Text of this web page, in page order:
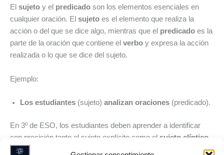
El sujeto y el predicado son los elementos esenciales en
cualquier oración. El sujeto es el elemento que realiza la
acción o del que se dice algo, mientras que el predicado es la
parte de la oración que contiene el verbo y expresa la acción
realizada o lo que se dice del sujeto.
Ejemplo:
Los estudiantes (sujeto) analizan oraciones (predicado).
En 3º de ESO, los estudiantes deben aprender a identificar
con precisión tanto el sujeto explícito como el sujeto elíptico
aquel que no aparece expresado en la oración, pero que se